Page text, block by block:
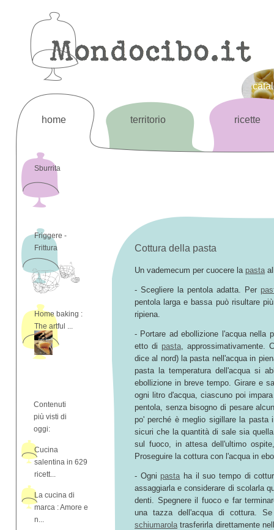
home territorio ricette
Sburrita
Friggere -
Frittura
Home baking :
The artful ...
Contenuti
più visti di
oggi:
Cucina
salentina in 629
ricett...
La cucina di
marca : Amore e
n...
Cottura della pasta
Un vademecum per cuocere la pasta
- Scegliere la pentola adatta. Per
pentola larga e bassa può risultare
ripiena.
- Portare ad ebollizione l'acqua nella
etto di pasta, approssimativamente.
dice al nord) la pasta nell'acqua in
pasta la temperatura dell'acqua si
ebollizione in breve tempo. Girare e
ogni litro d'acqua, ciascuno poi
pentola, senza bisogno di pesare
po' perché è meglio sigillare la
sicuri che la quantità di sale sia
sul fuoco, in attesa dell'ultimo
Proseguire la cottura con l'acqua in
- Ogni pastaha il suo tempo di
assaggiarla e considerare di scolarla
denti. Spegnere il fuoco e far
una tazza dell'acqua di cottura.
schiumarolatrasferirla direttamente